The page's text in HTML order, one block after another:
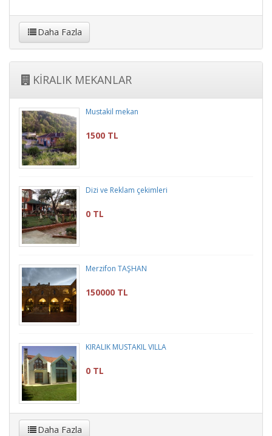
Daha Fazla
KİRALIK MEKANLAR
Mustakil mekan
1500 TL
Dizi ve Reklam çekimleri
0 TL
Merzifon TAŞHAN
150000 TL
KIRALIK MUSTAKIL VILLA
0 TL
Daha Fazla